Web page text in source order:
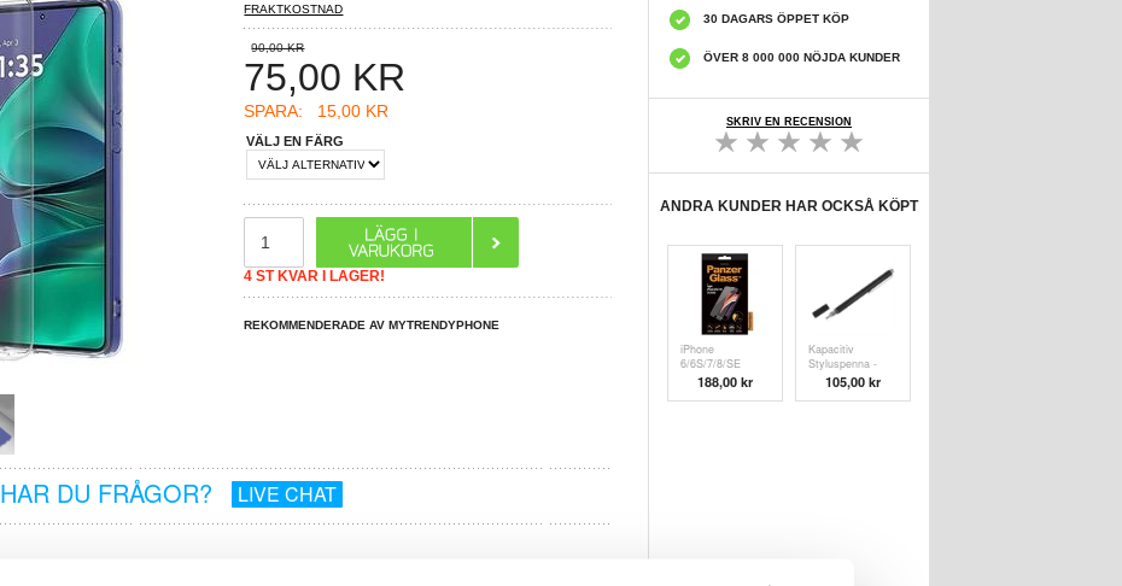
FRAKTKOSTNAD
90,00 KR
75,00 KR
SPARA: 15,00 KR
VÄLJ EN FÄRG
4 ST KVAR I LAGER!
REKOMMENDERADE AV MYTRENDYPHONE
HAR DU FRÅGOR? LIVE CHAT
30 DAGARS ÖPPET KÖP
ÖVER 8 000 000 NÖJDA KUNDER
SKRIV EN RECENSION
ANDRA KUNDER HAR OCKSÅ KÖPT
iPhone
6/6S/7/8/SE
(2020)/SE (
188,00 kr
Kapacitiv
Styluspenna -
Svart105,00 kr